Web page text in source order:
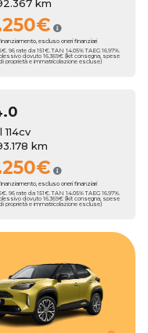
km
escluso oneri finanziari
96 rate da 151€. TAN 14.05% TAEG 16.97%.
dovuto 16.369€ (kit consegna, spese
proprietà e immatricolazione escluse)
114cv
km
escluso oneri finanziari
96 rate da 151€. TAN 14.05% TAEG 16.97%.
dovuto 16.369€ (kit consegna, spese
proprietà e immatricolazione escluse)
dell'acquisto della
aggiuntiva fino a
Auto ha pensato a dei